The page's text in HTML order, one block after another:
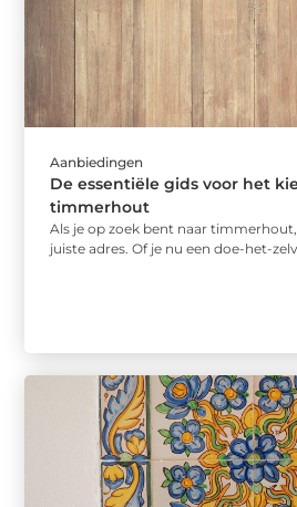
Aanbiedingen
De essentiële gids voor het
timmerhout
Als je op zoek bent naar
juiste adres. Of je nu een doe-het-